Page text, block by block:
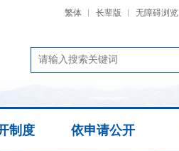
繁体 长辈版 无障碍浏览
制度 依申请公开